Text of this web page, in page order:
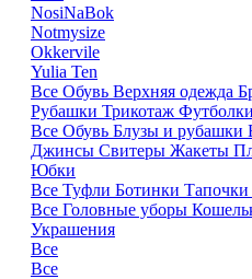
NosiNaBok
Notmysize
Okkervile
Yulia Ten
Все Обувь Верхняя одежда
Рубашки Трикотаж Футболки
Все Обувь Блузы и рубашки
Джинсы Свитеры Жакеты
Юбки
Все Туфли Ботинки Тапочки
Все Головные уборы
Украшения
Все
Все